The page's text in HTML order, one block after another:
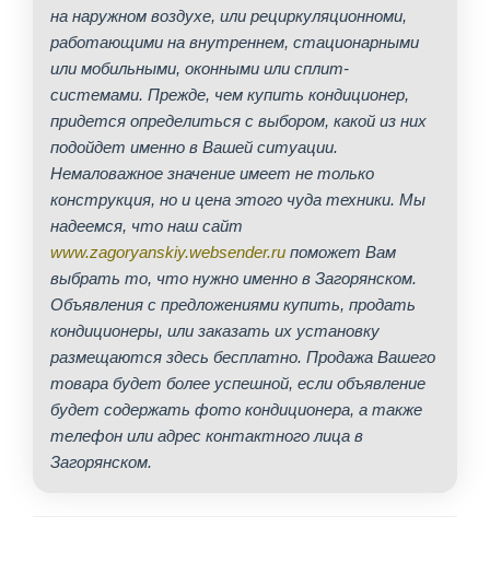
на наружном воздухе, или рециркуляционноми,
работающими на внутреннем, стационарными
или мобильными, оконными или сплит-
системами. Прежде, чем купить кондиционер,
придется определиться с выбором, какой из них
подойдет именно в Вашей ситуации.
Немаловажное значение имеет не только
конструкция, но и цена этого чуда техники. Мы
надеемся, что наш сайт
www.zagoryanskiy.websender.ru поможет Вам
выбрать то, что нужно именно в Загорянском.
Объявления с предложениями купить, продать
кондиционеры, или заказать их установку
размещаются здесь бесплатно. Продажа Вашего
товара будет более успешной, если объявление
будет содержать фото кондиционера, а также
телефон или адрес контактного лица в
Загорянском.